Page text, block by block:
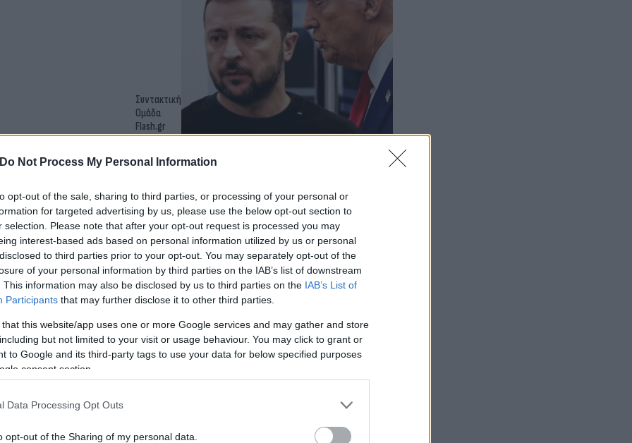
Do Not Process My Personal Information
opt-out of the sale, sharing to third parties, or processing of your personal or
for targeted advertising by us, please use the below opt-out section to
selection. Please note that after your opt-out request is processed you may
interest-based ads based on personal information utilized by us or personal
to third parties prior to your opt-out. You may separately opt-out of the
of your personal information by third parties on the IAB’s list of downstream
This information may also be disclosed by us to third parties on the IAB’s List of
Participants that may further disclose it to other third parties.
that this website/app uses one or more Google services and may gather and store
but not limited to your visit or usage behaviour. You may click to grant or
to Google and its third-party tags to use your data for below specified purposes
consent section.
Data Processing Opt Outs
opt-out of the Sharing of my personal data.
Συντακτική
Ομάδα
Flash.gr
των
να πλήξει
πλήγμα στο Χάρκοβο
Ομάδα
Flash.gr